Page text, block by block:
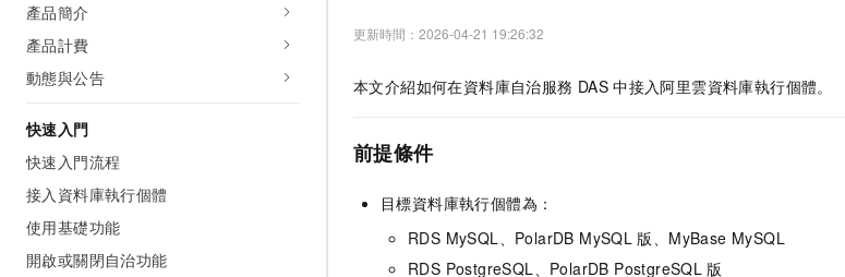
產品簡介
產品計費
動態與公告
快速入門
快速入門流程
接入資料庫執行個體
使用基礎功能
開啟或關閉自治功能
更新時間： 2026-04-21 19:26:32
本文介紹如何在資料庫自治服務 DAS 中接入阿里雲資料庫執行個體。
前提條件
目標資料庫執行個體為：
RDS MySQL、 PolarDB MySQL 版、 MyBase MySQL
RDS PostgreSQL、 PolarDB PostgreSQL 版